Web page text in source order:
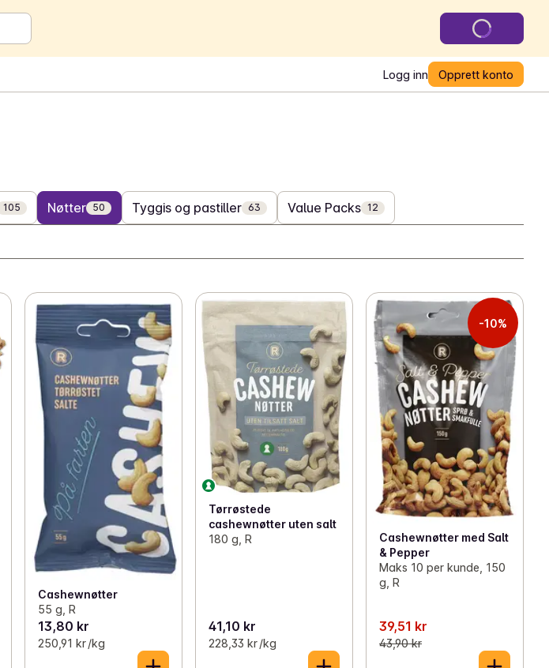
Logg inn Opprett konto
105 Nøtter 50 Tyggis og pastiller 63 Value Packs 12
Cashewnøtter
55 g, R
13,80 kr
250,91 kr /kg
Tørrøstede
cashewnøtter uten salt
180 g, R
41,10 kr
228,33 kr /kg
-10%
Cashewnøtter med Salt
& Pepper
Maks 10 per kunde, 150
g, R
39,51 kr
43,90 kr